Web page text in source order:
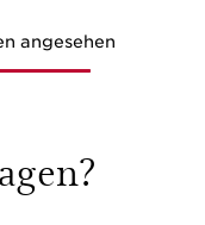
angesehen